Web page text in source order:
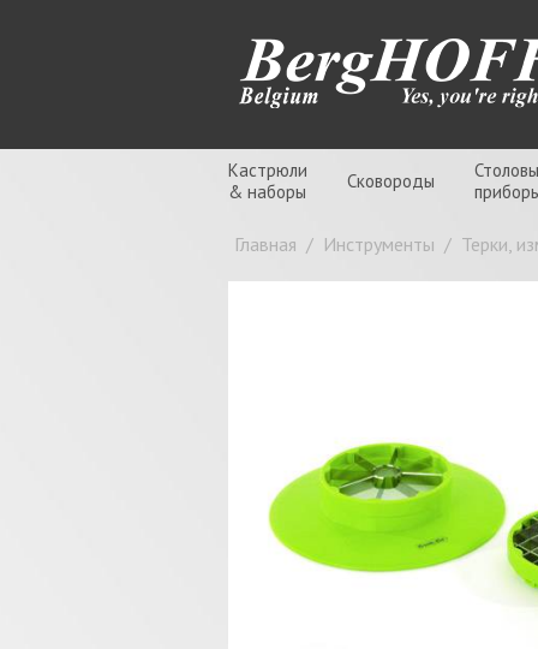
Кастрюли
& наборы
Сковороды
Главная / Инструменты / Терки,